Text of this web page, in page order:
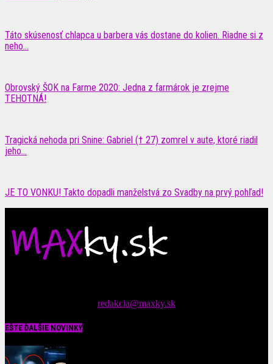
Táto skúsenosť chlapca u barbera vás dostane do kolien. Riadne si z
neho...
Obrovský ŠOK na Farme 2020: Jedna z farmárok je zrejme
TEHOTNÁ!
Tragická nehoda pri Snine: Gabriel († 27) zomrel v aute, ktoré riadil
jeho...
JE TO VONKU! Takto dopadli manželstvá zo Svadby na prvý pohľad!
redakcia@maxky.sk
EŠTE ĎALŠIE NOVINKY